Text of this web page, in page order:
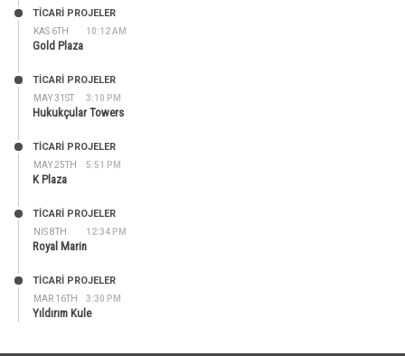
KAS 6TH 10:12 AM
TİCARİ PROJELER
Gold Plaza
MAY 31ST 3:10 PM
TİCARİ PROJELER
Hukukçular Towers
MAY 25TH 5:51 PM
TİCARİ PROJELER
K Plaza
NIS 8TH 12:34 PM
TİCARİ PROJELER
Royal Marin
MAR 16TH 3:30 PM
TİCARİ PROJELER
Yıldırım Kule